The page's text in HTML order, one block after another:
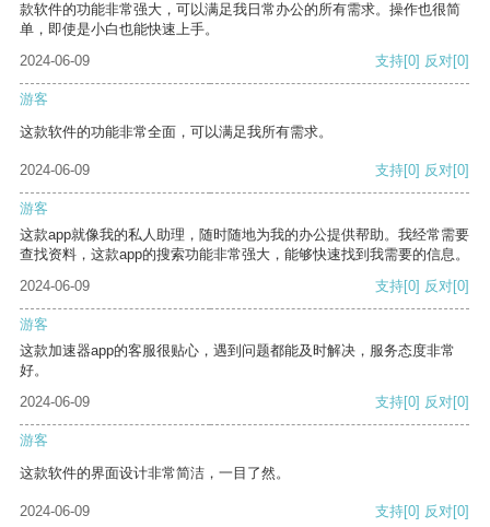
款软件的功能非常强大，可以满足我日常办公的所有需求。操作也很简
单，即使是小白也能快速上手。
2024-06-09
支持[0] 反对[0]
游客
这款软件的功能非常全面，可以满足我所有需求。
2024-06-09 支持[0] 反对[0]
游客
这款app就像我的私人助理，随时随地为我的办公提供帮助。我经常需要
查找资料，这款app的搜索功能非常强大，能够快速找到我需要的信息。
2024-06-09
支持[0] 反对[0]
游客
这款加速器app的客服很贴心，遇到问题都能及时解决，服务态度非常
好。
2024-06-09
支持[0] 反对[0]
游客
这款软件的界面设计非常简洁，一目了然。
2024-06-09 支持[0] 反对[0]